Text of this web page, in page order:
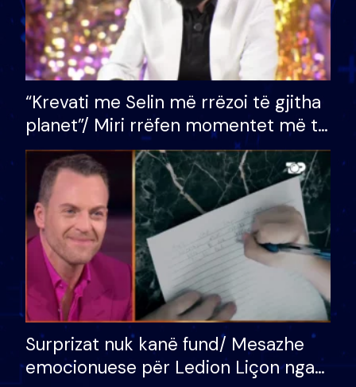
“Krevati me Selin më rrëzoi të gjitha
planet”/ Miri rrëfen momentet më të
bukura në shtëpinë e BB VIP: Do më
mungojë zilja e mëngjesit kur…
Surprizat nuk kanë fund/ Mesazhe
emocionuese për Ledion Liçon nga